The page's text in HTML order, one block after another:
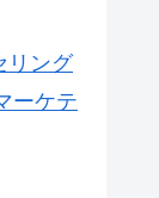
リング
ーケテ